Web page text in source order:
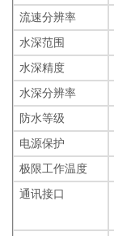
流速分辨率
水深范围
水深精度
水深分辨率
防水等级
电源保护
极限工作温度
通讯接口